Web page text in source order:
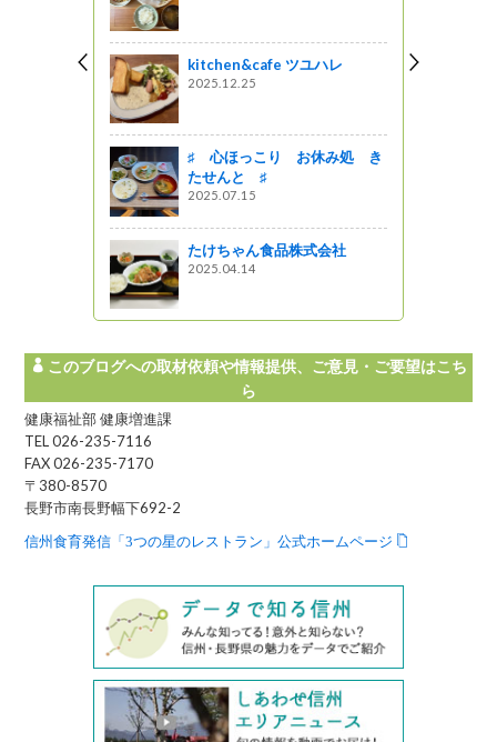
kitchen&cafe ツユハレ
2025.12.25
♯ 心ほっこり お休み処 き
たせんと ♯
2025.07.15
たけちゃん食品株式会社
2025.04.14
このブログへの取材依頼や情報提供、ご意見・ご要望はこち
ら
健康福祉部 健康増進課
TEL 026-235-7116
FAX 026-235-7170
〒380-8570
長野市南長野幅下692-2
信州食育発信「3つの星のレストラン」公式ホームページ